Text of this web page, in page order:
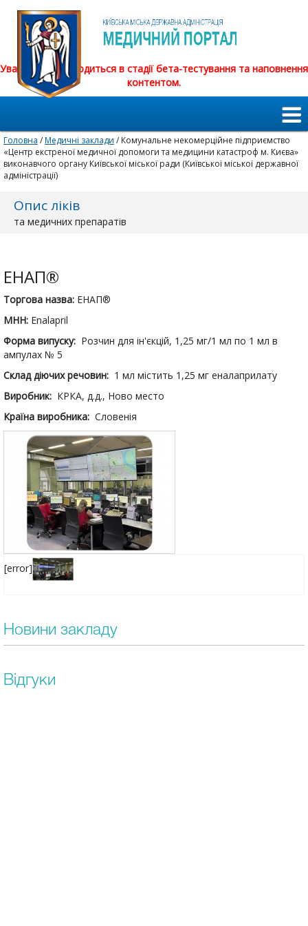
Увага! Сайт знаходиться в стадії бета-тестування та наповнення
контентом.
Головна /Медичні заклади / Комунальне некомерційне підприємство
«Центр екстреної медичної допомоги та медицини катастроф м. Києва»
виконавчого органу Київської міської ради (Київської міської державної
адміністрації)
Опис ліків
та медичних препаратів
ЕНАП®
Торгова назва: ЕНАП®
МНН: Enalapril
Форма випуску: Розчин для ін'єкцій, 1,25 мг/1 мл по 1 мл в
ампулах № 5
Склад діючих речовин: 1 мл містить 1,25 мг еналаприлату
Виробник: КРКА, д.д., Ново место
Країна виробника: Словенія
[error]
Новини закладу
Відгуки